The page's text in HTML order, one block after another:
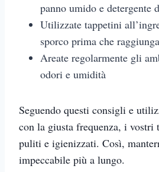
panno umido e detergente
Utilizzate tappetini
sporco prima che
Areate regolarmente gli
odori e umidità
Seguendo questi consigli e
con la giusta frequenza, i vostri
puliti e igienizzati. Così,
impeccabile più a lungo.